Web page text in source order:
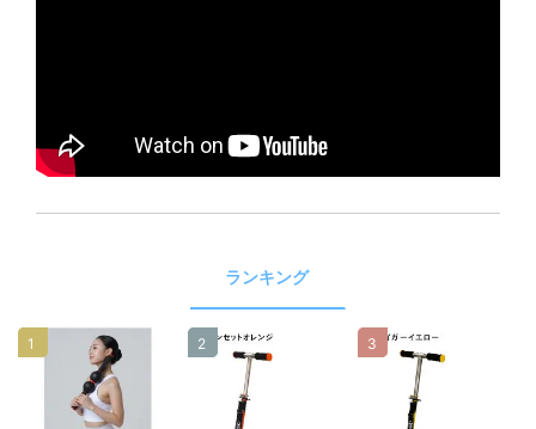
ランキング
1 2 3